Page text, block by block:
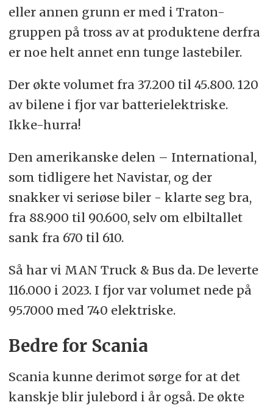
eller annen grunn er med i Traton-
gruppen på tross av at produktene derfra
er noe helt annet enn tunge lastebiler.
Der økte volumet fra 37.200 til 45.800. 120
av bilene i fjor var batterielektriske.
Ikke-hurra!
Den amerikanske delen – International,
som tidligere het Navistar, og der
snakker vi seriøse biler - klarte seg bra,
fra 88.900 til 90.600, selv om elbiltallet
sank fra 670 til 610.
Så har vi MAN Truck & Bus da. De leverte
116.000 i 2023. I fjor var volumet nede på
95.7000 med 740 elektriske.
Bedre for Scania
Scania kunne derimot sørge for at det
kanskje blir julebord i år også. De økte